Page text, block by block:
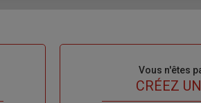
Vous n'êtes
TITRECRÉEZ